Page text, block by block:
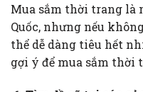
Mua sắm thời trang là
Quốc, nhưng nếu
thể dễ dàng tiêu hết
gợi ý để mua sắm thời